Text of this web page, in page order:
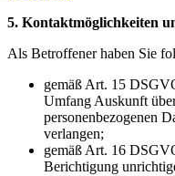
5. Kontaktmöglichkeiten
Als Betroffener haben Sie
gemäß Art. 15
Umfang Auskunft
personenbezogenen
verlangen;
gemäß Art. 16
Berichtigung